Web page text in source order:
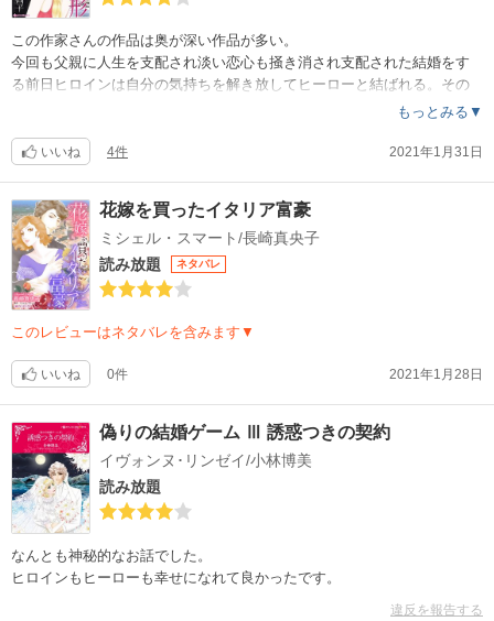
この作家さんの作品は奥が深い作品が多い。
今回も父親に人生を支配され淡い恋心も掻き消され支配された結婚をす
る前日ヒロインは自分の気持ちを解き放してヒーローと結ばれる。その
時の行動が後の人生の転換になるとは知らず…ラスト二人が駆け寄るシ
激情的な作品では無いがしっとり心に染みる作品でした。
もっとみる▼
いいね 4件 2021年1月31日
花嫁を買ったイタリア富豪
ミシェル・スマート/長崎真央子
読み放題
ネタバレ
このレビューはネタバレを含みます▼
いいね 0件 2021年1月28日
偽りの結婚ゲーム Ⅲ 誘惑つきの契約
イヴォンヌ･リンゼイ/小林博美
読み放題
なんとも神秘的なお話でした。
ヒロインもヒーローも幸せになれて良かったです。
違反を報告する